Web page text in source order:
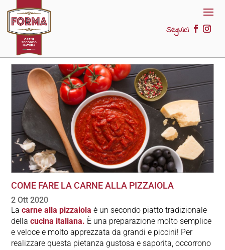
Seguici
COME FARE LA CARNE ALLA PIZZAIOLA
2 Ott 2020
Lacarne alla pizzaiolaè un secondo piatto tradizionale
dellacucina italiana. È una preparazione molto semplice
e veloce e molto apprezzata da grandi e piccini! Per
realizzare questa pietanza gustosa e saporita, occorrono